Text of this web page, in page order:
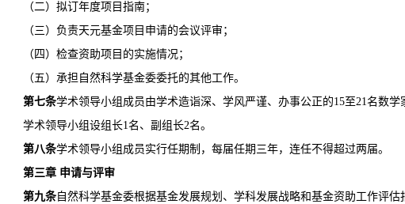
（二）拟订年度项目指南；
（三）负责天元基金项目申请的会议评审；
（四）检查资助项目的实施情况；
（五）承担自然科学基金委委托的其他工作。
第七条学术领导小组成员由学术造诣深、学风严谨、办事公正的15至21名数学
学术领导小组设组长1名、副组长2名。
第八条学术领导小组成员实行任期制，每届任期三年，连任不得超过两届。
第三章 申请与评审
第九条 自然科学基金委根据基金发展规划、学科发展战略和基金资助工作评